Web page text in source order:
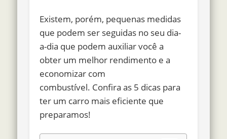
Existem, porém, pequenas medidas
que podem ser seguidas no seu dia-
a-dia que podem auxiliar você a
obter um melhor rendimento e a
economizar com
combustível. Confira as 5 dicas para
ter um carro mais eficiente que
preparamos!